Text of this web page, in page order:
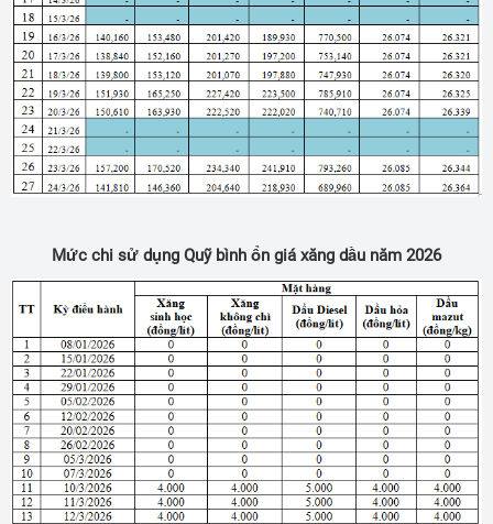
Mức chi sử dụng Quỹ bình ổn giá xăng dầu năm 2026